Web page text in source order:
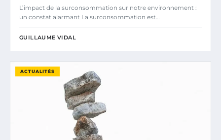
L’impact de la surconsommation sur notre environnement :
un constat alarmant La surconsommation est…
GUILLAUME VIDAL
ACTUALITÉS